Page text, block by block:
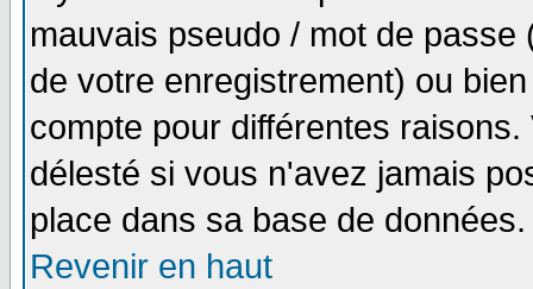
mauvais pseudo / mot de
de votre enregistrement) ou
compte pour différentes
délesté si vous n'avez jamais
place dans sa base de
Revenir en haut